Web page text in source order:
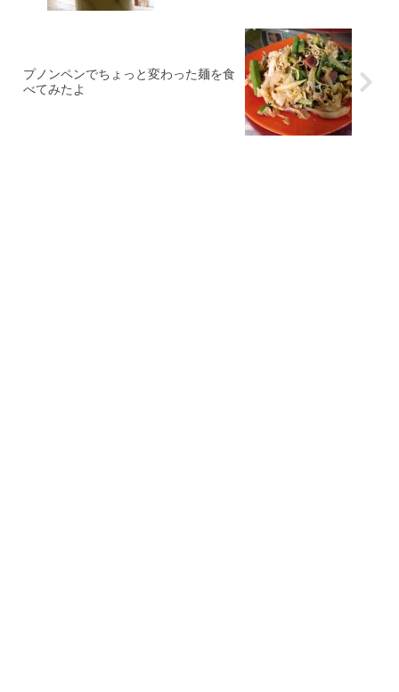
プノンペンでちょっと変わった麺を食
べてみたよ